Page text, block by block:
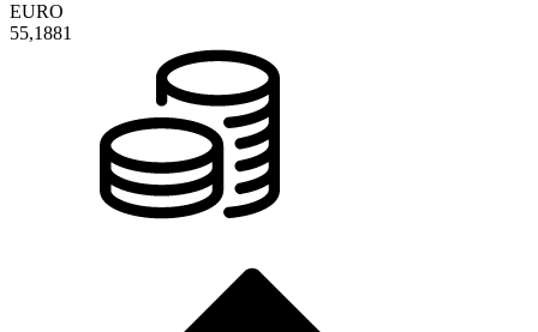
EURO
55,1881